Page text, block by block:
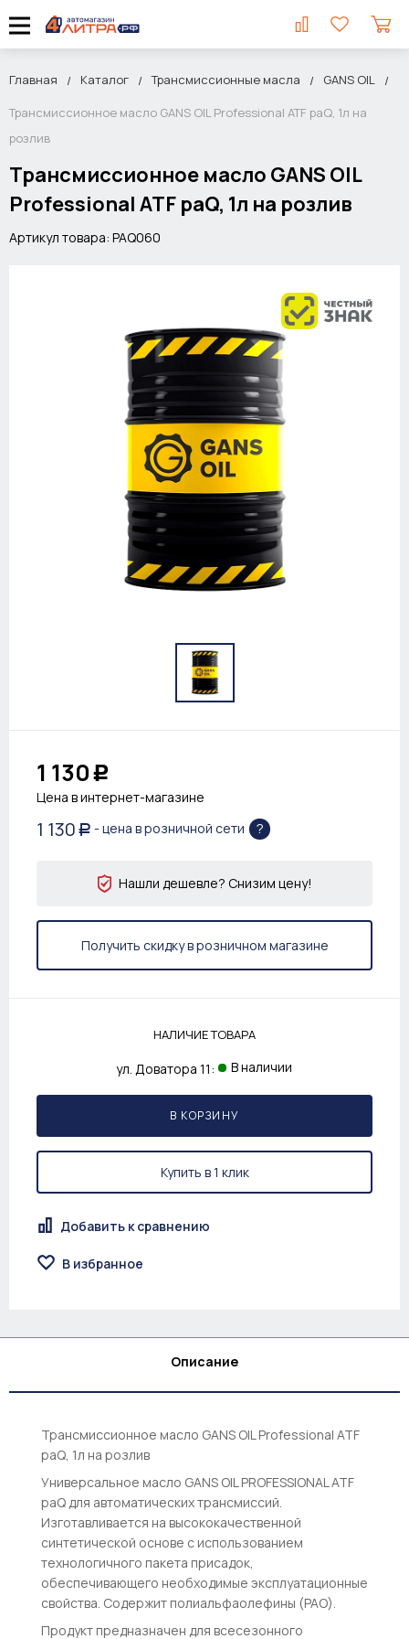
Главная Каталог Трансмиссионные масла
GANS OIL
Трансмиссионное масло GANS OIL Professional ATF paQ, 1л на
розлив
Трансмиссионное масло GANS OIL
Professional ATF paQ, 1л на розлив
Артикул товара: PAQ060
1 130 Р
Цена в интернет-магазине
1 130 Р - цена в розничной сети ?
Нашли дешевле? Снизим цену!
Получить скидку в розничном магазине
НАЛИЧИЕ ТОВАРА
ул. Доватора 11: В наличии
В КОРЗИНУ
Купить в 1 клик
Добавить к сравнению
В избранное
Описание
Трансмиссионное масло GANS OIL Professional ATF
paQ, 1л на розлив
Универсальное масло GANS OIL PROFESSIONAL ATF
paQ для автоматических трансмиссий.
Изготавливается на высококачественной
синтетической основе с использованием
технологичного пакета присадок,
обеспечивающего необходимые эксплуатационные
свойства. Содержит полиальфаолефины (PAO).
Продукт предназначен для всесезонного